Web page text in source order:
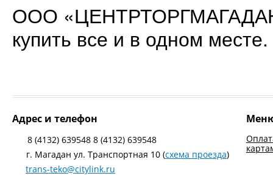
ООО
купить все и в одном месте.
Адрес и телефон
8 (4132) 639548 8 (4132) 639548
г. Магадан ул. Транспортная 10 (схема проезда)
trans-teko@citylink.ru